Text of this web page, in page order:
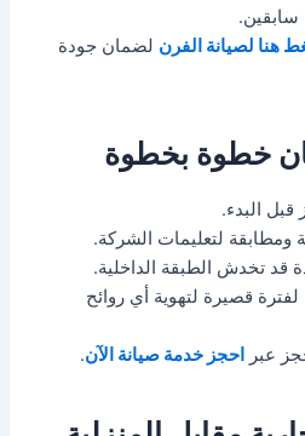
سابقين.
هنا لصيانة الفرن لضمان جودة
خطوة بخطوة
البدء.
لتعليمات الشركة.
قد تخدش الطبقة الداخلية.
قصيرة لتهوية أي روائح
عبر
احجز خدمة صيانة الآن.